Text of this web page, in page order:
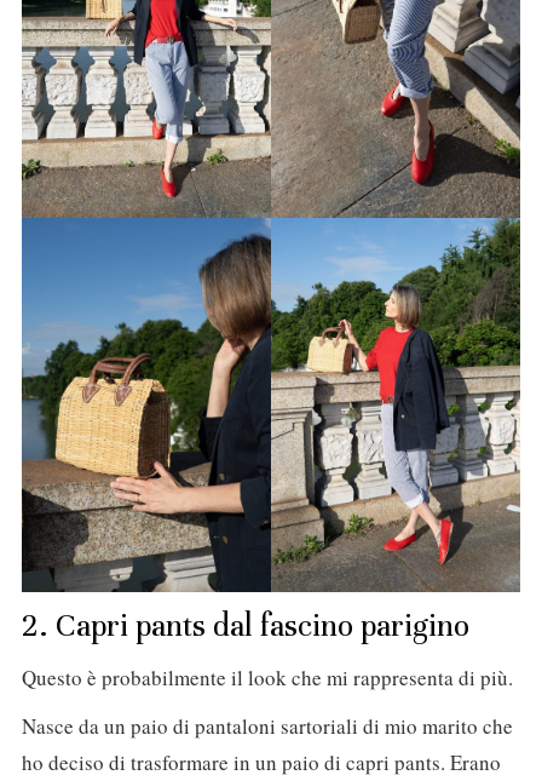
2. Capri pants dal fascino parigino
Questo è probabilmente il look che mi rappresenta di più.
Nasce da un paio di pantaloni sartoriali di mio marito che
ho deciso di trasformare in un paio di capri pants. Erano